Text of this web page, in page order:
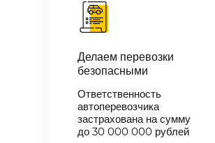
Делаем перевозки
безопасными
Ответственность
автоперевозчика
застрахована на сумму
до 30 000 000 рублей